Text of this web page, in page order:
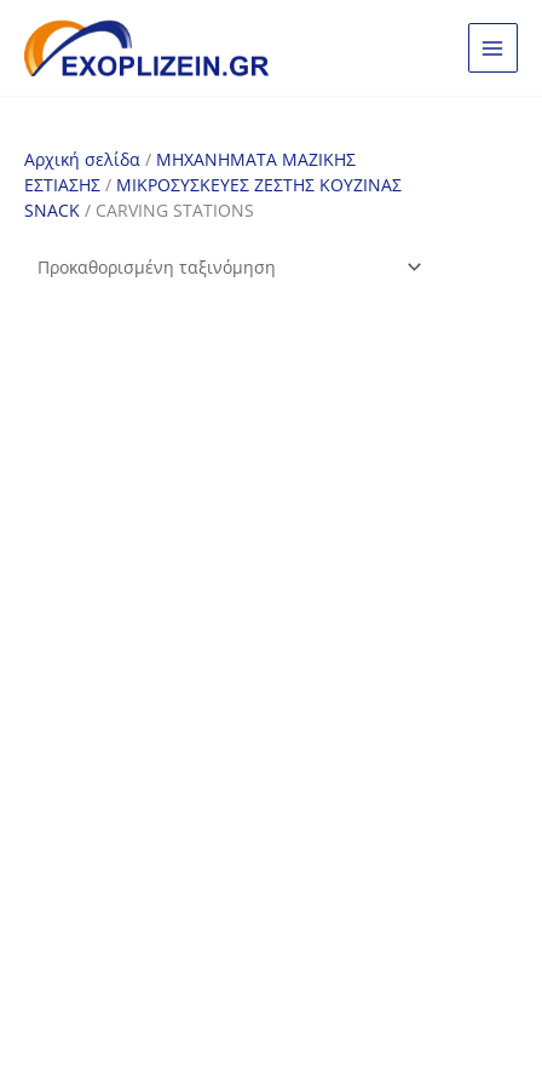
στο
περιεχόμενο
Αρχική σελίδα / ΜΗΧΑΝΗΜΑΤΑ ΜΑΖΙΚΗΣ
ΕΣΤΙΑΣΗΣ / ΜΙΚΡΟΣΥΣΚΕΥΕΣ ΖΕΣΤΗΣ ΚΟΥΖΙΝΑΣ
SNACK / CARVING STATIONS